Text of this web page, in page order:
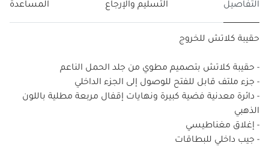
التفاصيل التسليم والإرجاع المساعدة
حقيبة كلاتش للخروج
- حقيبة كلاتش بتصميم مطوي من جلد الحمل الناعم
- جزء ملتف قابل للفتح للوصول إلى الجزء الداخلي
- دائرة معدنية فضية كبيرة ونهايات إقفال مربعة مطلية باللون
الذهبي
- إغلاق مغناطيسي
- جيب داخلي للبطاقات